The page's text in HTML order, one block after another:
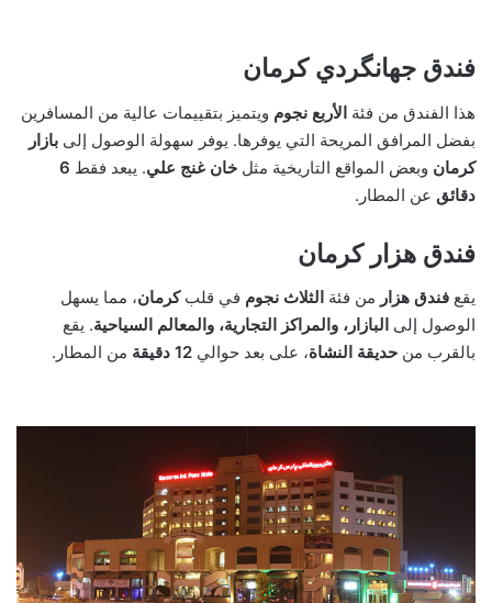
فندق جهانگردي كرمان
هذا الفندق من فئة الأربع نجوم ويتميز بتقييمات عالية من المسافرين
بفضل المرافق المريحة التي يوفرها. يوفر سهولة الوصول إلى بازار
كرمان وبعض المواقع التاريخية مثل خان غنج علي. يبعد فقط 6
دقائق عن المطار.
فندق هزار كرمان
يقع فندق هزار من فئة الثلاث نجوم في قلبكرمان، مما يسهل
الوصول إلى البازار، والمراكز التجارية، والمعالم السياحية. يقع
بالقرب من حديقة النشاة، على بعد حوالي 12 دقيقة من المطار.